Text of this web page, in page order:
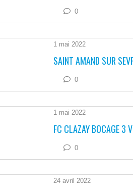
0
1 mai 2022
SAINT AMAND SUR
0
1 mai 2022
FC CLAZAY BOCAGE 3
0
24 avril 2022